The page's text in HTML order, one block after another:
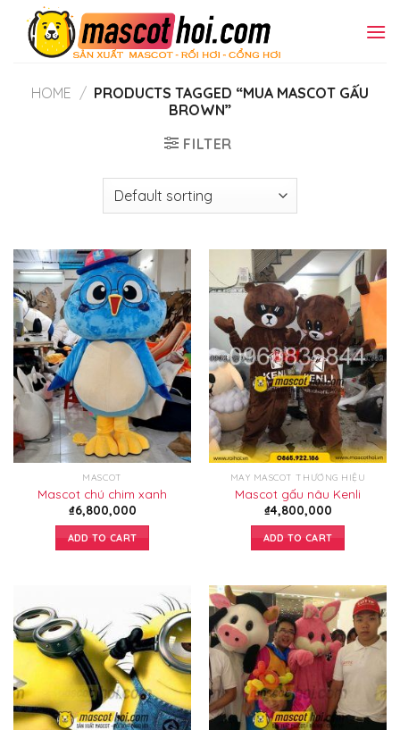
content
HOME / PRODUCTS TAGGED “MUA MASCOT GẤU
BROWN”
FILTER
MASCOT
Mascot chú chim xanh
₫6,800,000
ADD TO CART
MAY MASCOT THƯƠNG HIỆU
Mascot gấu nâu Kenli
₫4,800,000
ADD TO CART